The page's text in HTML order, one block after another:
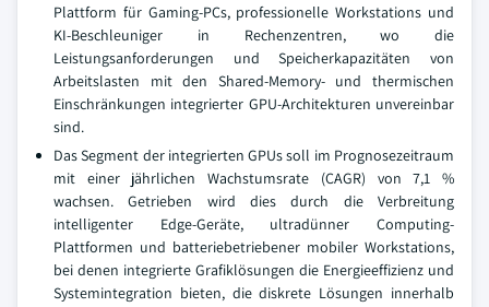
Plattform für Gaming-PCs, professionelle Workstations und
KI-Beschleuniger in Rechenzentren, wo die
Leistungsanforderungen und Speicherkapazitäten von
Arbeitslasten mit den Shared-Memory- und thermischen
Einschränkungen integrierter GPU-Architekturen unvereinbar
sind.
Das Segment der integrierten GPUs soll im Prognosezeitraum
mit einer jährlichen Wachstumsrate (CAGR) von 7,1 %
wachsen. Getrieben wird dies durch die Verbreitung
intelligenter Edge-Geräte, ultradünner Computing-
Plattformen und batteriebetriebener mobiler Workstations,
bei denen integrierte Grafiklösungen die Energieeffizienz und
Systemintegration bieten, die diskrete Lösungen innerhalb